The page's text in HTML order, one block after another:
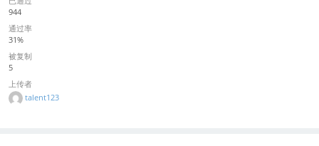
944
通过率
31%
被复制
5
上传者
talent123